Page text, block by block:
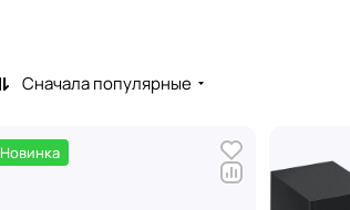
Сначала популярные
Новинка